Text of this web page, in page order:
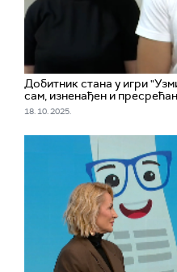
Добитник стана у игри
сам, изненађен и пресрећан
18. 10. 2025.